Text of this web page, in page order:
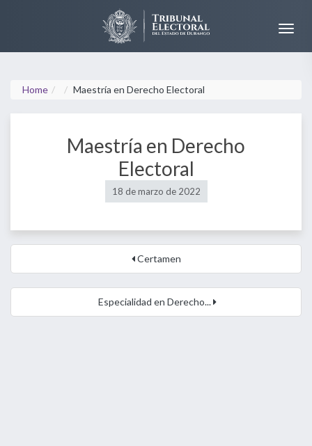
Home Maestría en Derecho Electoral
Maestría en Derecho
Electoral
18 de marzo de 2022
Certamen
Especialidad en Derecho...